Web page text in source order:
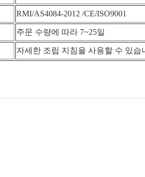
RMI/AS4084-2012 /CE/ISO9001
주문 수량에 따라 7~25일
자세한 조립 지침을 사용할 수 있습